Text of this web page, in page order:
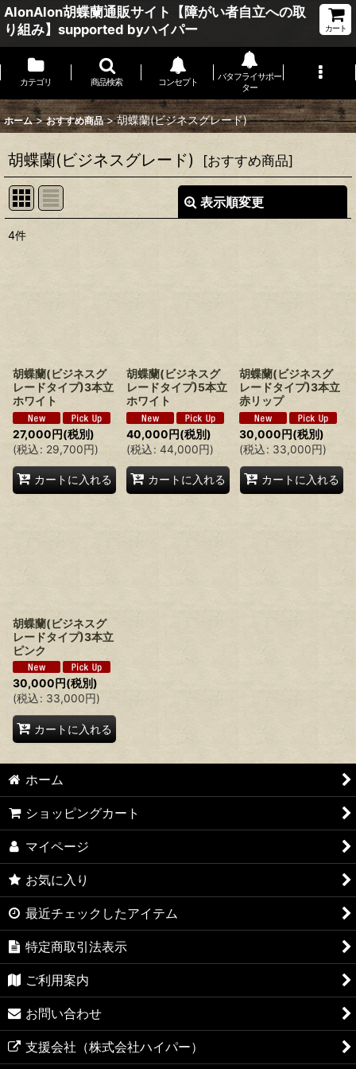
AlonAlon胡蝶蘭通販サイト【障がい者自立への取
り組み】supported byハイパー
カート
カテゴリ 商品検索 コンセプト
バタフライサポー
ター
ホーム > おすすめ商品 > 胡蝶蘭(ビジネスグレード)
胡蝶蘭(ビジネスグレード) [おすすめ商品]
表示順変更
4件
胡蝶蘭(ビジネスグ
レードタイプ)3本立
ホワイト
27,000 円(税別)
(税込: 29,700円)
カートに入れる
胡蝶蘭(ビジネスグ
レードタイプ)5本立
ホワイト
40,000 円(税別)
(税込: 44,000円)
カートに入れる
胡蝶蘭(ビジネスグ
レードタイプ)3本立
赤リップ
30,000 円(税別)
(税込: 33,000円)
カートに入れる
胡蝶蘭(ビジネスグ
レードタイプ)3本立
ピンク
30,000 円(税別)
(税込: 33,000円)
カートに入れる
ホーム
ショッピングカート
マイページ
お気に入り
最近チェックしたアイテム
特定商取引法表示
ご利用案内
お問い合わせ
支援会社（株式会社ハイパー）